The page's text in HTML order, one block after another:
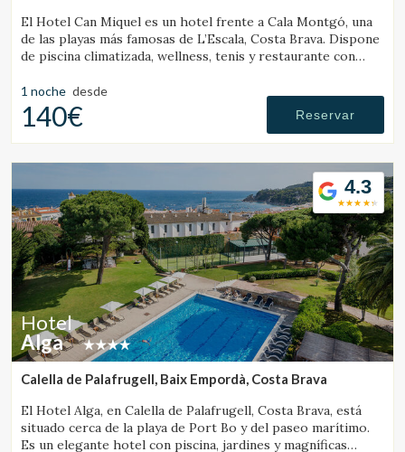
El Hotel Can Miquel es un hotel frente a Cala Montgó, una
de las playas más famosas de L’Escala, Costa Brava. Dispone
de piscina climatizada, wellness, tenis y restaurante con
1 noche desde
140€ Reservar
4.3
Hotel
Alga
Calella de Palafrugell, Baix Empordà, Costa Brava
El Hotel Alga, en Calella de Palafrugell, Costa Brava, está
situado cerca de la playa de Port Bo y del paseo marítimo.
Es un elegante hotel con piscina, jardines y magníficas